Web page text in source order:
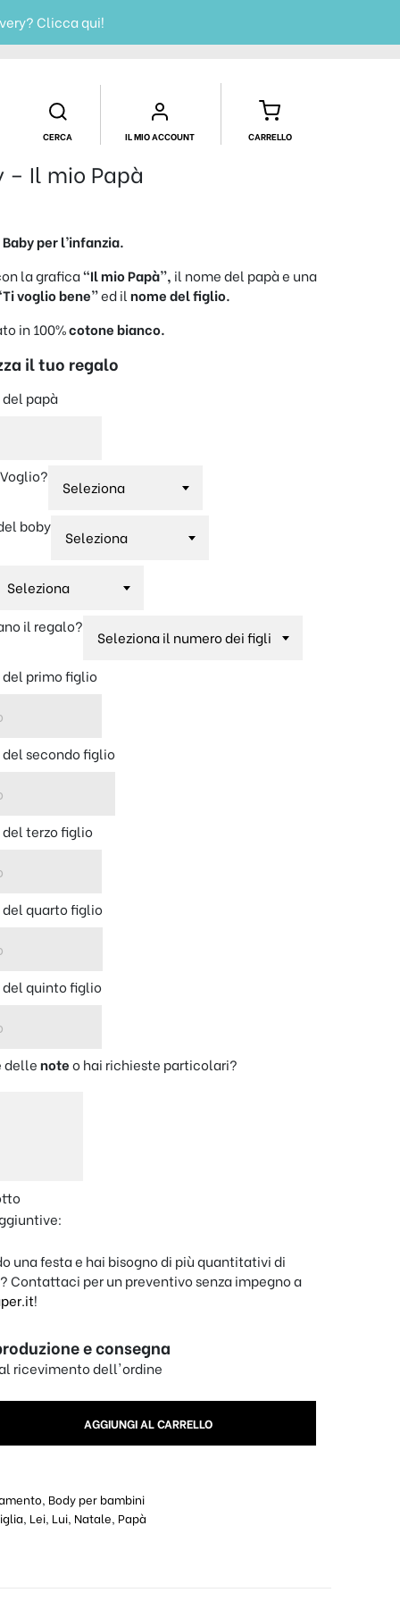
Clicca qui!
CERCA IL MIO ACCOUNT CARRELLO
– Il mio Papà
per l’infanzia.
la grafica“Il mio Papà”, il nome del papà e una
voglio bene”ed il nome del figlio.
in 100%cotone bianco.
il tuo regalo
del papà
boby
il regalo?
del primo figlio
del secondo figlio
del terzo figlio
del quarto figlio
del quinto figlio
dellenoteo hai richieste particolari?
una festa e hai bisogno di più quantitativi di
Contattaci per un preventivo senza impegno a
!
e consegna
ricevimento dell'ordine
AGGIUNGI AL CARRELLO
, Body per bambini
Lei Lui Natale Papà